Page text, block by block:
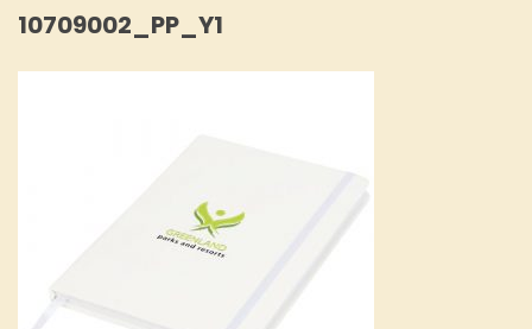
10709002_PP_Y1